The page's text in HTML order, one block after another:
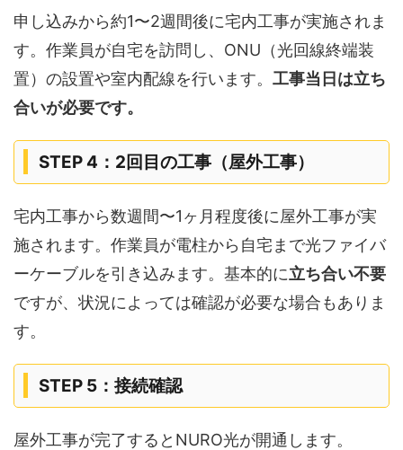
申し込みから約1〜2週間後に宅内工事が実施されま
す。作業員が自宅を訪問し、ONU（光回線終端装
置）の設置や室内配線を行います。 工事当日は立ち
合いが必要です。
STEP 4：2回目の工事（屋外工事）
宅内工事から数週間〜1ヶ月程度後に屋外工事が実
施されます。作業員が電柱から自宅まで光ファイバ
ーケーブルを引き込みます。基本的に立ち合い不要
ですが、状況によっては確認が必要な場合もありま
す。
STEP 5：接続確認
屋外工事が完了するとNURO光が開通します。